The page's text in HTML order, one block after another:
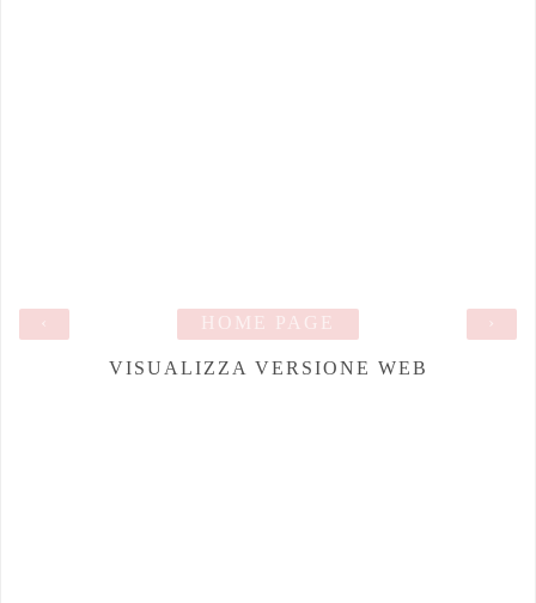
›
HOME PAGE
VISUALIZZA VERSIONE WEB